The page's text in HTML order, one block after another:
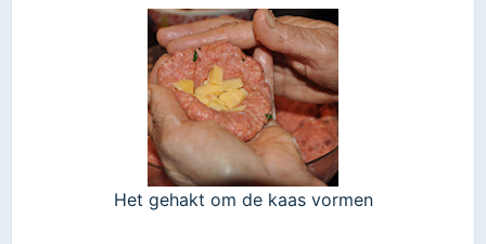
Het gehakt om de kaas vormen